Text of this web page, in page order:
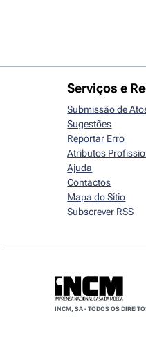
Serviços e
Submissão de
Sugestões
Reportar Erro
Atributos
Ajuda
Contactos
Mapa do Sítio
Subscrever RSS
INCM, SA - TODOS OS